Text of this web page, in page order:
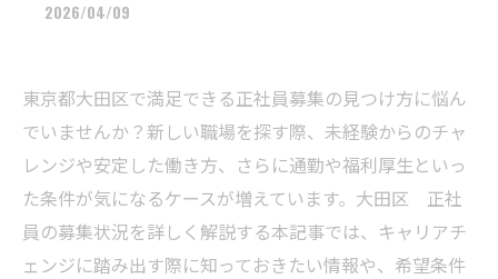
2026/04/09
東京都大田区で満足できる正社員募集の見つけ方に悩ん
でいませんか？新しい職場を探す際、未経験からのチャ
レンジや安定した働き方、さらに通勤や福利厚生といっ
た条件が気になるケースが増えています。大田区 正社
員の募集状況を詳しく解説する本記事では、キャリアチ
ェンジに踏み出す際に知っておきたい情報や、希望条件